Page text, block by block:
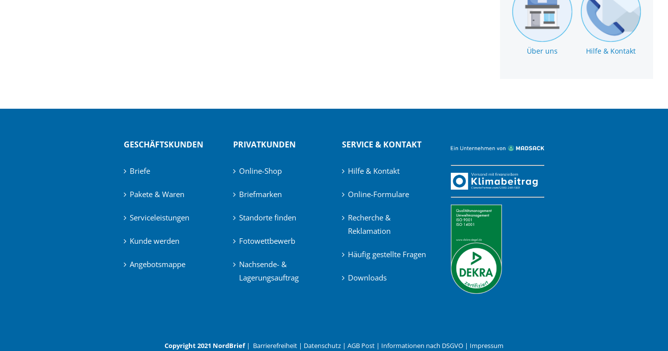
Über uns Hilfe & Kontakt
GESCHÄFTSKUNDEN
Briefe
Pakete & Waren
Serviceleistungen
Kunde werden
Angebotsmappe
PRIVATKUNDEN
Online-Shop
Briefmarken
Standorte finden
Fotowettbewerb
Nachsende- &
Lagerungsauftrag
SERVICE & KONTAKT
Hilfe & Kontakt
Online-Formulare
Recherche &
Reklamation
Häufig gestellte Fragen
Downloads
Copyright 2021 NordBrief| Barrierefreiheit | Datenschutz | AGB Post | Informationen nach DSGVO | Impressum